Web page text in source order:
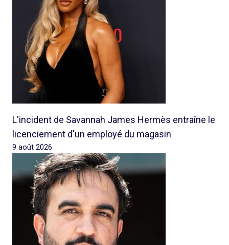
L'incident de Savannah James Hermès entraîne le
licenciement d'un employé du magasin
9 août 2026